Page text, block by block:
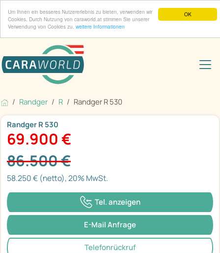
OK
Um Ihnen ein besseres Nutzererlebnis zu bieten, verwenden wir
Cookies. Durch Nutzung von caraworld.at stimmen Sie unserer
Verwendung von Cookies zu. weitere Informationen
Randger R Randger R 530
Randger R 530
69.900 €
86.500 €
58.250 € (netto), 20% MwSt.
Tel. anzeigen
E-Mail Anfrage
Telefonrückruf